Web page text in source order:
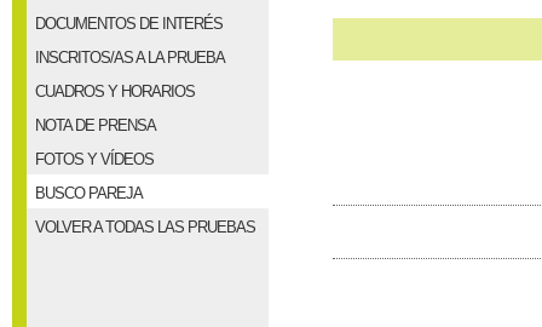
DOCUMENTOS DE INTERÉS
INSCRITOS/AS A LA PRUEBA
CUADROS Y HORARIOS
NOTA DE PRENSA
FOTOS Y VÍDEOS
BUSCO PAREJA
VOLVER A TODAS LAS PRUEBAS